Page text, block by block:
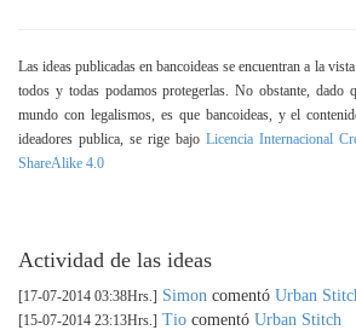
Las ideas publicadas en bancoideas se encuentran a la
todos y todas podamos protegerlas. No obstante, dado
mundo con legalismos, es que bancoideas, y el
ideadores publica, se rige bajo Licencia Internacional
ShareAlike 4.0
Actividad de las ideas
[17-07-2014 03:38Hrs.] Simon comentó Urban
[15-07-2014 23:13Hrs.] Tio comentó Urban Stitch